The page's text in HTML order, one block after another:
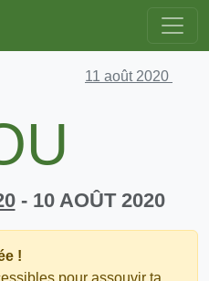
11 août 2020
- 10 AOÛT 2020
!
pour assouvir ta